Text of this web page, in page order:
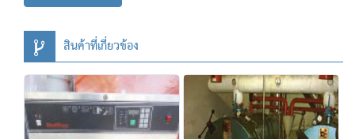
สินค้าที่เกี่ยวข้อง